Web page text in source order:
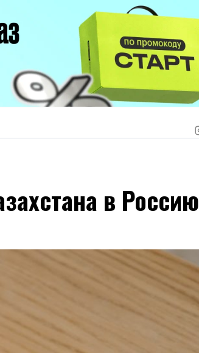
в Россию